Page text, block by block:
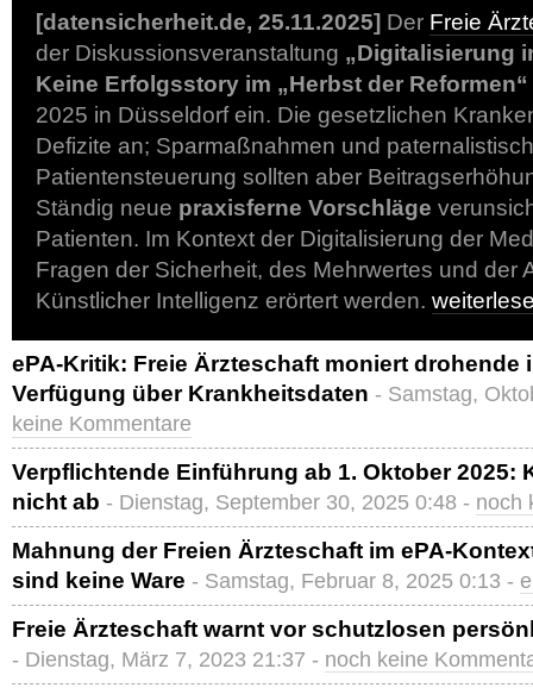
[datensicherheit.de, 25.11.2025] Der Freie
der Diskussionsveranstaltung „Digitalisierung
Keine Erfolgsstory im „Herbst der Reformen“
2025 in Düsseldorf ein. Die gesetzlichen
Defizite an; Sparmaßnahmen und
Patientensteuerung sollten aber
Ständig neue praxisferne Vorschläge
Patienten. Im Kontext der Digitalisierung der
Fragen der Sicherheit, des Mehrwertes und der
Künstlicher Intelligenz erörtert werden.
ePA-Kritik: Freie Ärzteschaft moniert drohende
Verfügung über Krankheitsdaten - Samstag,
keine Kommentare
Verpflichtende Einführung ab 1. Oktober 2025:
nicht ab - Dienstag, September 30, 2025 0:48 - noch
Mahnung der Freien Ärzteschaft im ePA-
sind keine Ware - Samstag, Februar 8, 2025 0:13 -
Freie Ärzteschaft warnt vor schutzlosen
- Dienstag, März 7, 2023 21:37 - noch keine